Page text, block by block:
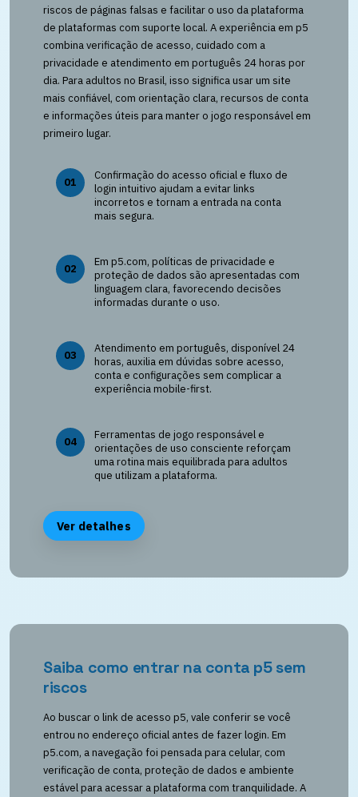
riscos de páginas falsas e facilitar o uso da plataforma
de plataformas com suporte local. A experiência em p5
combina verificação de acesso, cuidado com a
privacidade e atendimento em português 24 horas por
dia. Para adultos no Brasil, isso significa usar um site
mais confiável, com orientação clara, recursos de conta
e informações úteis para manter o jogo responsável em
primeiro lugar.
01
Confirmação do acesso oficial e fluxo de
login intuitivo ajudam a evitar links
incorretos e tornam a entrada na conta
mais segura.
02
Em p5.com, políticas de privacidade e
proteção de dados são apresentadas com
linguagem clara, favorecendo decisões
informadas durante o uso.
03
Atendimento em português, disponível 24
horas, auxilia em dúvidas sobre acesso,
conta e configurações sem complicar a
experiência mobile-first.
04
Ferramentas de jogo responsável e
orientações de uso consciente reforçam
uma rotina mais equilibrada para adultos
que utilizam a plataforma.
Ver detalhes
Saiba como entrar na conta p5 sem
riscos
Ao buscar o link de acesso p5, vale conferir se você
entrou no endereço oficial antes de fazer login. Em
p5.com, a navegação foi pensada para celular, com
verificação de conta, proteção de dados e ambiente
estável para acessar a plataforma com tranquilidade. A